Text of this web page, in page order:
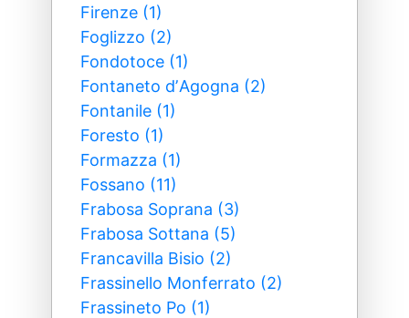
Firenze (1)
Foglizzo (2)
Fondotoce (1)
Fontaneto dʼAgogna (2)
Fontanile (1)
Foresto (1)
Formazza (1)
Fossano (11)
Frabosa Soprana (3)
Frabosa Sottana (5)
Francavilla Bisio (2)
Frassinello Monferrato (2)
Frassineto Po (1)